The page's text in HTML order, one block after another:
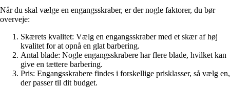
Når du skal vælge en engangsskraber, er der nogle faktorer, du bør
overveje:
Skærets kvalitet: Vælg en engangsskraber med et skær af høj
kvalitet for at opnå en glat barbering.
Antal blade: Nogle engangsskrabere har flere blade, hvilket kan
give en tættere barbering.
Pris: Engangsskrabere findes i forskellige prisklasser, så vælg en,
der passer til dit budget.